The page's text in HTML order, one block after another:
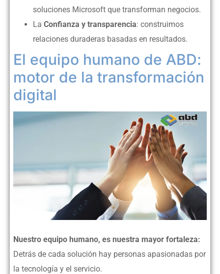
soluciones Microsoft que transforman negocios.
La Confianza y transparencia: construimos
relaciones duraderas basadas en resultados.
El equipo humano de ABD:
motor de la transformación
digital
Nuestro equipo humano, es nuestra mayor fortaleza:
Detrás de cada solución hay personas apasionadas por
la tecnología y el servicio.